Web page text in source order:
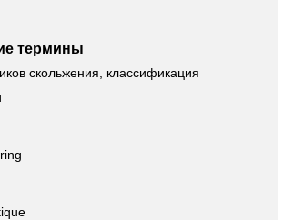
термины
скольжения, классификация